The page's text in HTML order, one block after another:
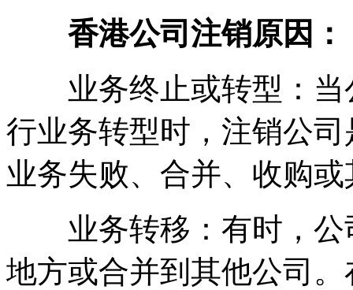
香港公司注销原因：
业务终止或转型：当
行业务转型时，注销公
业务失败、合并、收购
业务转移：有时，公
地方或合并到其他公司